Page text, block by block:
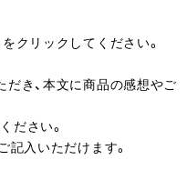
クリックしてください。
き、本文に商品の感想やご
ださい。
入いただけます。